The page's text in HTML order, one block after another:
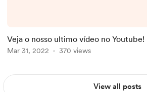
conheça a cidade de
Veja o nosso ultimo vídeo no Youtube!
Mar 31, 2022 370 views
View all posts